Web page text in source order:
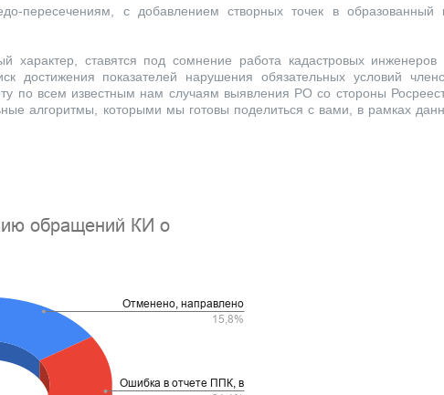
пересечениям, с добавлением створных точек в образованный
характер, ставятся под сомнение работа кадастровых инженеров
достижения показателей нарушения обязательных условий
по всем известным нам случаям выявления РО со стороны
алгоритмы, которыми мы готовы поделиться с вами, в рамках